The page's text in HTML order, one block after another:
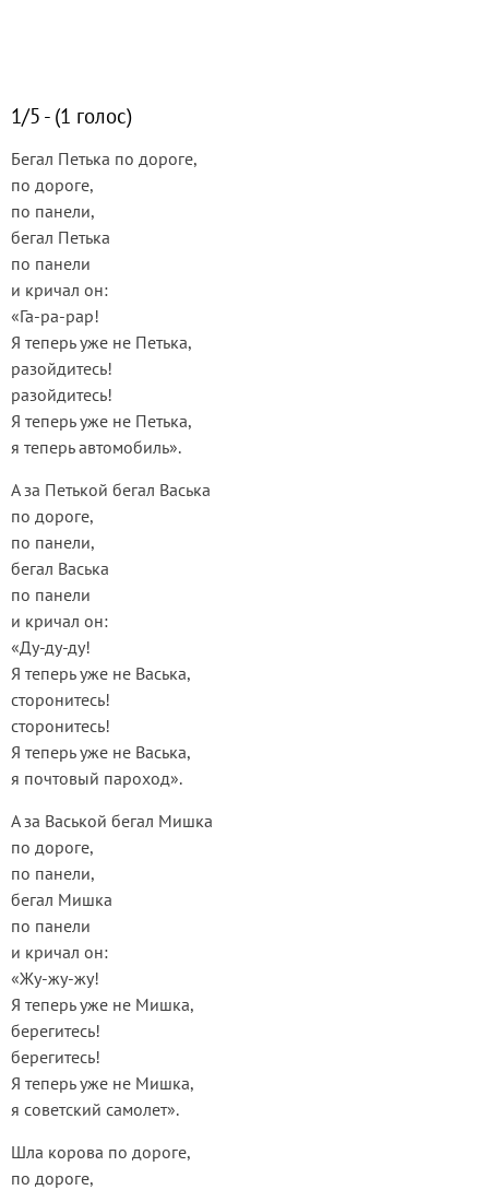
1/5 - (1 голос)
Бегал Петька по дороге,
по дороге,
по панели,
бегал Петька
по панели
и кричал он:
«Га-ра-рар!
Я теперь уже не Петька,
разойдитесь!
разойдитесь!
Я теперь уже не Петька,
я теперь автомобиль».
А за Петькой бегал Васька
по дороге,
по панели,
бегал Васька
по панели
и кричал он:
«Ду-ду-ду!
Я теперь уже не Васька,
сторонитесь!
сторонитесь!
Я теперь уже не Васька,
я почтовый пароход».
А за Васькой бегал Мишка
по дороге,
по панели,
бегал Мишка
по панели
и кричал он:
«Жу-жу-жу!
Я теперь уже не Мишка,
берегитесь!
берегитесь!
Я теперь уже не Мишка,
я советский самолет».
Шла корова по дороге,
по дороге,